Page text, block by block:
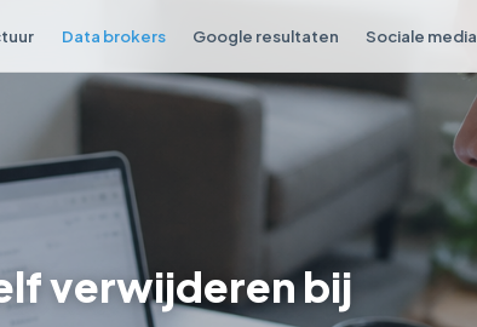
Data brokers Google resultaten Sociale media
verwijderen bij